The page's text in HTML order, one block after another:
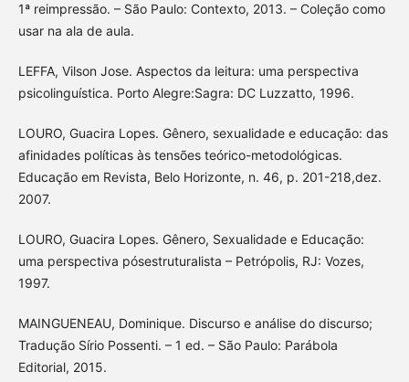
1ª reimpressão. – São Paulo: Contexto, 2013. – Coleção como
usar na ala de aula.
LEFFA, Vilson Jose. Aspectos da leitura: uma perspectiva
psicolinguística. Porto Alegre:Sagra: DC Luzzatto, 1996.
LOURO, Guacira Lopes. Gênero, sexualidade e educação: das
afinidades políticas às tensões teórico-metodológicas.
Educação em Revista, Belo Horizonte, n. 46, p. 201-218,dez.
2007.
LOURO, Guacira Lopes. Gênero, Sexualidade e Educação:
uma perspectiva pósestruturalista – Petrópolis, RJ: Vozes,
1997.
MAINGUENEAU, Dominique. Discurso e análise do discurso;
Tradução Sírio Possenti. – 1 ed. – São Paulo: Parábola
Editorial, 2015.